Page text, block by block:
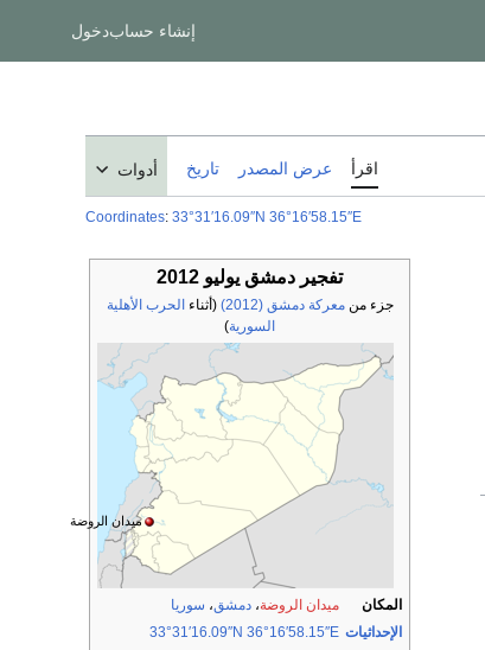
إنشاء حسابدخول
اقرأ عرض المصدر تاريخ أدوات
Coordinates: 33°31′16.09″N 36°16′58.15″E
تفجير دمشق يوليو 2012
جزء منمعركة دمشق (2012) (أثناء الحرب الأهلية
السورية)
ميدان الروضة
المكان ميدان الروضة، دمشق، سوريا
الإحداثيات
33°31′16.09″N 36°16′58.15″E